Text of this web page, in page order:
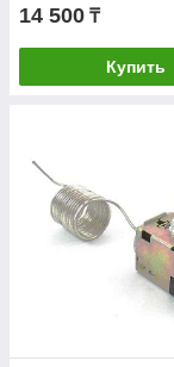
14 500 ₸
Купить